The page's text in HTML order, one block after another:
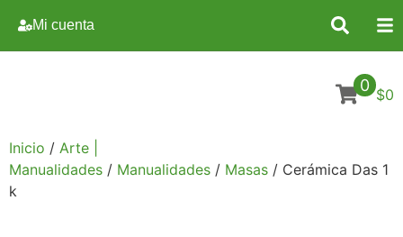
Mi cuenta
0 $0
Inicio / Arte |
Manualidades / Manualidades / Masas / Cerámica Das 1
k